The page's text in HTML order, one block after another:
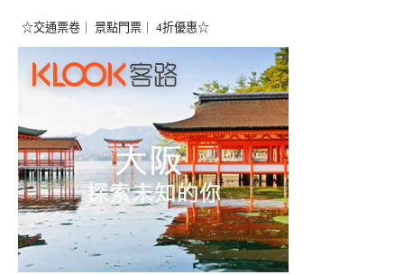
☆交通票卷｜ 景點門票｜ 4折優惠☆